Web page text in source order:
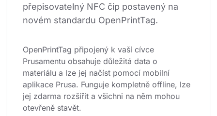
přepisovatelný NFC čip postavený na
novém standardu OpenPrintTag.
OpenPrintTag připojený k vaší cívce
Prusamentu obsahuje důležitá data o
materiálu a lze jej načíst pomocí mobilní
aplikace Prusa. Funguje kompletně offline, lze
jej zdarma rozšířit a všichni na něm mohou
otevřeně stavět.